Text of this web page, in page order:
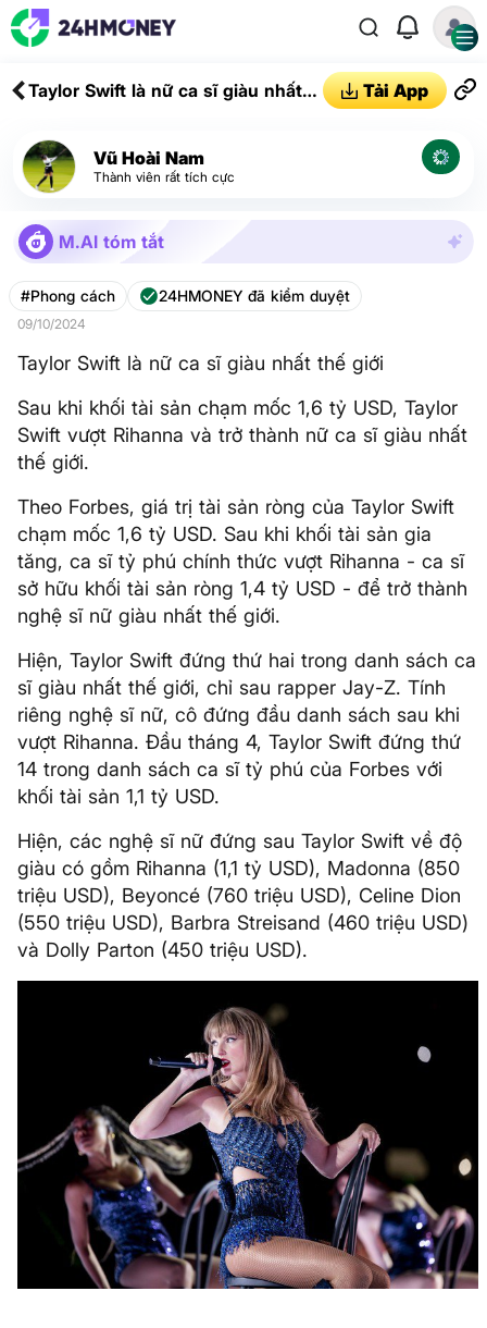
Taylor Swift là nữ ca sĩ giàu nhất
Tải App
Vũ Hoài Nam
Thành viên rất tích cực
M.AI tóm tắt
#Phong cách 24HMONEY đã kiểm duyệt
09/10/2024
Taylor Swift là nữ ca sĩ giàu nhất thế giới
Sau khi khối tài sản chạm mốc 1,6 tỷ USD, Taylor
Swift vượt Rihanna và trở thành nữ ca sĩ giàu nhất
thế giới.
Theo Forbes, giá trị tài sản ròng của Taylor Swift
chạm mốc 1,6 tỷ USD. Sau khi khối tài sản gia
tăng, ca sĩ tỷ phú chính thức vượt Rihanna - ca sĩ
sở hữu khối tài sản ròng 1,4 tỷ USD - để trở thành
nghệ sĩ nữ giàu nhất thế giới.
Hiện, Taylor Swift đứng thứ hai trong danh sách ca
sĩ giàu nhất thế giới, chỉ sau rapper Jay-Z. Tính
riêng nghệ sĩ nữ, cô đứng đầu danh sách sau khi
vượt Rihanna. Đầu tháng 4, Taylor Swift đứng thứ
14 trong danh sách ca sĩ tỷ phú của Forbes với
khối tài sản 1,1 tỷ USD.
Hiện, các nghệ sĩ nữ đứng sau Taylor Swift về độ
giàu có gồm Rihanna (1,1 tỷ USD), Madonna (850
triệu USD), Beyoncé (760 triệu USD), Celine Dion
(550 triệu USD), Barbra Streisand (460 triệu USD)
và Dolly Parton (450 triệu USD).